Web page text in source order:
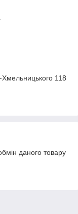
Хмельницького 118
даного товару